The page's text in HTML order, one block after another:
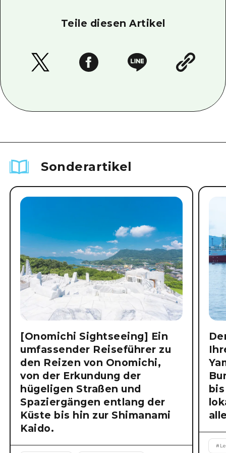
Teile diesen Artikel
Sonderartikel
[Onomichi Sightseeing] Ein
umfassender Reiseführer zu
den Reizen von Onomichi,
von der Erkundung der
hügeligen Straßen und
Spaziergängen entlang der
Küste bis hin zur Shimanami
Kaido.
#